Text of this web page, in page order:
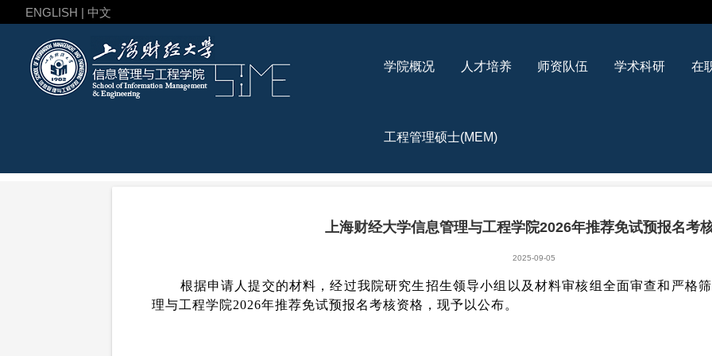
ENGLISH | 中文
学院概况 人才培养 师资队伍 学术科研 在
工程管理硕士(MEM)
上海财经大学信息管理与工程学院2026年推荐免试预报名考
2025-09-05
根据申请人提交的材料，经过我院研究生招生领导小组以及 材料审核组 全面审查和严格
理与工程学院2026年推荐免试预报名考核资格，现予以公布。